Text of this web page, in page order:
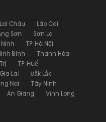
Lai Châu
Lào Cai
Sơn
Sơn La
TP. Hà Nội
Bình
Thanh Hóa
TP. Huế
Gia Lai
Đắk Lắk
Nai
Tây Ninh
An Giang
Vĩnh Long